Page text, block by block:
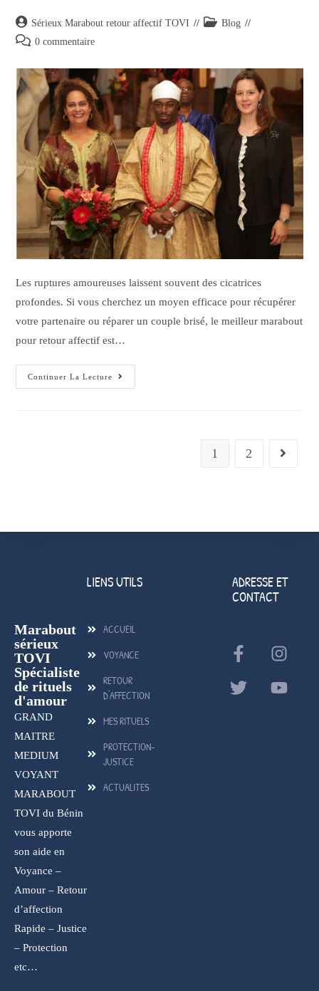
Sérieux Marabout retour affectif TOVI
Blog
0 commentaire
Les ruptures amoureuses laissent souvent des cicatrices
profondes. Si vous cherchez un moyen efficace pour récupérer
votre partenaire ou réparer un couple brisé, le meilleur marabout
pour retour affectif est…
Continuer La Lecture
1 2
Marabout
sérieux
TOVI
Spécialiste
de rituels
d'amour
GRAND
MAITRE
MEDIUM
VOYANT
MARABOUT
TOVI du Bénin
vous apporte
son aide en
Voyance –
Amour – Retour
d’affection
Rapide – Justice
– Protection
etc…
LIENS UTILS
ACCUEIL
VOYANCE
RETOUR
D'AFFECTION
MES RITUELS
PROTECTION-
JUSTICE
ACTUALITES
ADRESSE ET
CONTACT